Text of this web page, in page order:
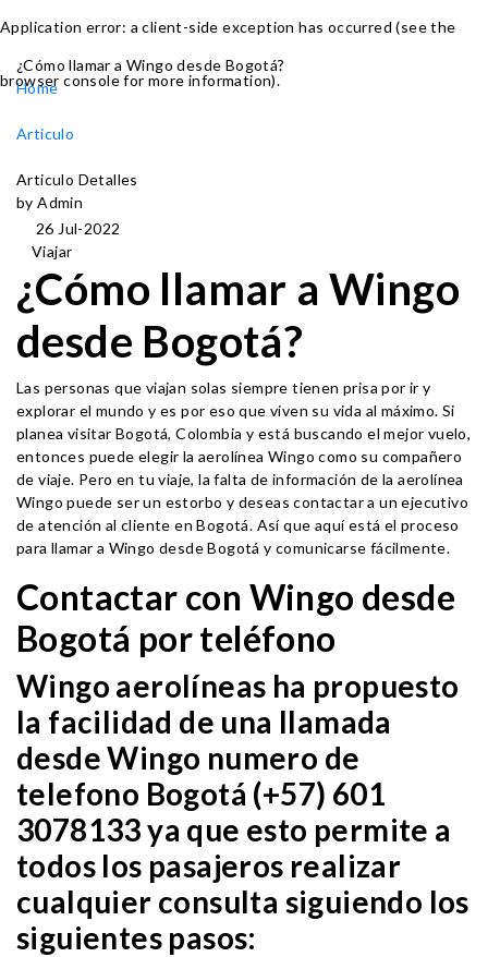
Application error: a client-side exception has occurred (see the
browser console for more information).
¿Cómo llamar a Wingo desde Bogotá?
Home
Articulo
Articulo Detalles
by Admin
26 Jul-2022
Viajar
¿Cómo llamar a Wingo
desde Bogotá?
Las personas que viajan solas siempre tienen prisa por ir y
explorar el mundo y es por eso que viven su vida al máximo. Si
planea visitar Bogotá, Colombia y está buscando el mejor vuelo,
entonces puede elegir la aerolínea Wingo como su compañero
de viaje. Pero en tu viaje, la falta de información de la aerolínea
Wingo puede ser un estorbo y deseas contactar a un ejecutivo
de atención al cliente en Bogotá. Así que aquí está el proceso
para llamar a Wingo desde Bogotá y comunicarse fácilmente.
Contactar con Wingo desde
Bogotá por teléfono
Wingo aerolíneas ha propuesto
la facilidad de una llamada
desde Wingo numero de
telefono Bogotá (+57) 601
3078133 ya que esto permite a
todos los pasajeros realizar
cualquier consulta siguiendo los
siguientes pasos: